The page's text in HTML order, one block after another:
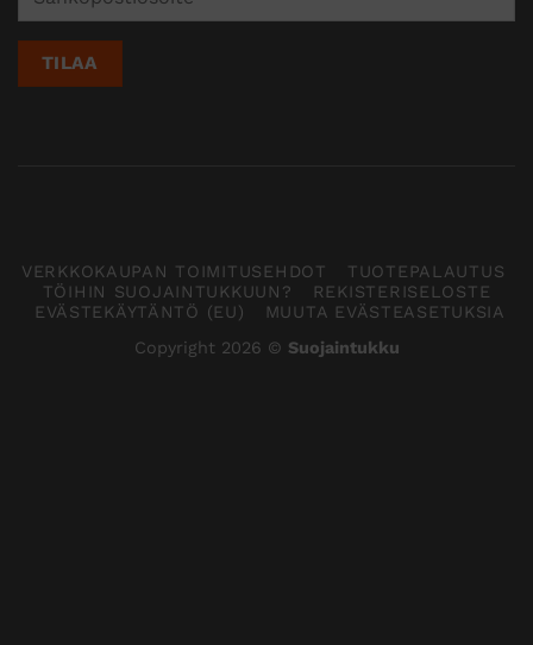
VERKKOKAUPAN TOIMITUSEHDOT
TUOTEPALAUTUS
TÖIHIN SUOJAINTUKKUUN?
REKISTERISELOSTE
EVÄSTEKÄYTÄNTÖ (EU)
MUUTA EVÄSTEASETUKSIA
Copyright 2026 © Suojaintukku